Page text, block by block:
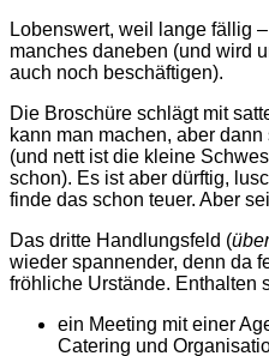
Lobenswert, weil lange fällig
manches daneben (und wird
auch noch beschäftigen).
Die Broschüre schlägt mit
kann man machen, aber
(und nett ist die kleine
schon). Es ist aber dürftig,
finde das schon teuer. Aber
Das dritte Handlungsfeld (
wieder spannender, denn da
fröhliche Urstände. Enthalten
ein Meeting mit einer
Catering und